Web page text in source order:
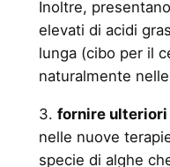
Inoltre,
elevati di acidi
lunga (cibo per il
naturalmente
3. fornire ulteriori
nelle nuove
specie di alghe